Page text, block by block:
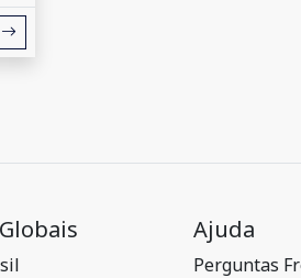
Ajuda
Perguntas